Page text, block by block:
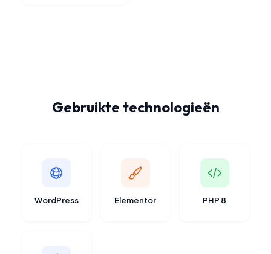
Gebruikte technologieën
WordPress Elementor PHP 8